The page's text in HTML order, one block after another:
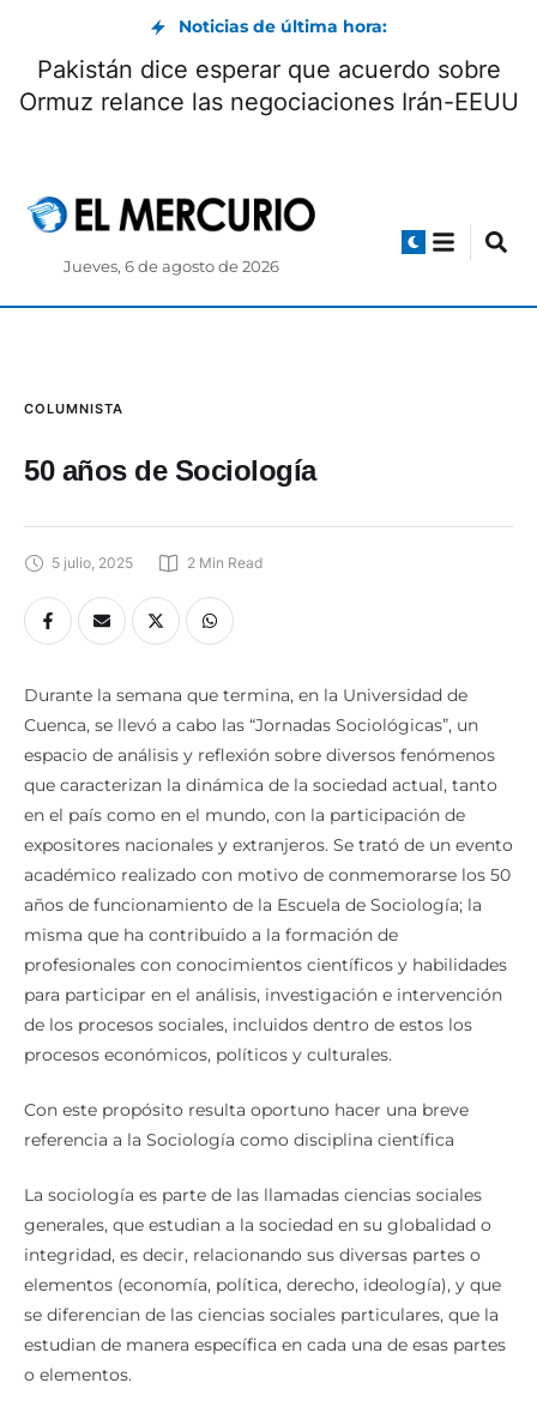
Noticias de última hora:
Pakistán dice esperar que acuerdo sobre
Ormuz relance las negociaciones Irán-EEUU
Jueves, 6 de agosto de 2026
COLUMNISTA
50 años de Sociología
5 julio, 2025 2 Min Read
Durante la semana que termina, en la Universidad de
Cuenca, se llevó a cabo las “Jornadas Sociológicas”, un
espacio de análisis y reflexión sobre diversos fenómenos
que caracterizan la dinámica de la sociedad actual, tanto
en el país como en el mundo, con la participación de
expositores nacionales y extranjeros. Se trató de un evento
académico realizado con motivo de conmemorarse los 50
años de funcionamiento de la Escuela de Sociología; la
misma que ha contribuido a la formación de
profesionales con conocimientos científicos y habilidades
para participar en el análisis, investigación e intervención
de los procesos sociales, incluidos dentro de estos los
procesos económicos, políticos y culturales.
Con este propósito resulta oportuno hacer una breve
referencia a la Sociología como disciplina científica
La sociología es parte de las llamadas ciencias sociales
generales, que estudian a la sociedad en su globalidad o
integridad, es decir, relacionando sus diversas partes o
elementos (economía, política, derecho, ideología), y que
se diferencian de las ciencias sociales particulares, que la
estudian de manera específica en cada una de esas partes
o elementos.